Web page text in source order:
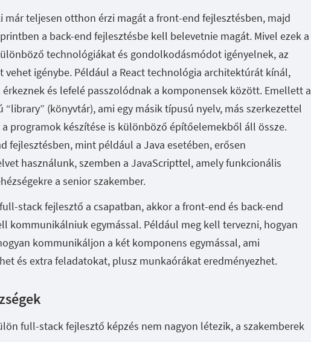
már teljesen otthon érzi magát a front-end fejlesztésben, majd
a back-end fejlesztésbe kell belevetnie magát. Mivel ezek a
technológiákat és gondolkodásmódot igényelnek, az
vehet igénybe. Például a React technológia architektúrát kínál,
és lefelé passzolódnak a komponensek között. Emellett a
“library” (könyvtár), ami egy másik típusú nyelv, más szerkezettel
a programok készítése is különböző építőelemekből áll össze.
fejlesztésben, mint például a Java esetében, erősen
használunk, szemben a JavaScripttel, amely funkcionális
a senior szakember.
stack fejlesztő a csapatban, akkor a front-end és back-end
kommunikálniuk egymással. Például meg kell tervezni, hogyan
kommunikáljon a két komponens egymással, ami
és extra feladatokat, plusz munkaórákat eredményezhet.
full-stack fejlesztő képzés nem nagyon létezik, a szakemberek